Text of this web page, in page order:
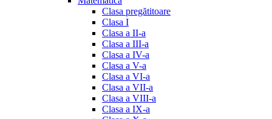
Clasa pregătitoare
Clasa I
Clasa a II-a
Clasa a III-a
Clasa a IV-a
Clasa a V-a
Clasa a VI-a
Clasa a VII-a
Clasa a VIII-a
Clasa a IX-a